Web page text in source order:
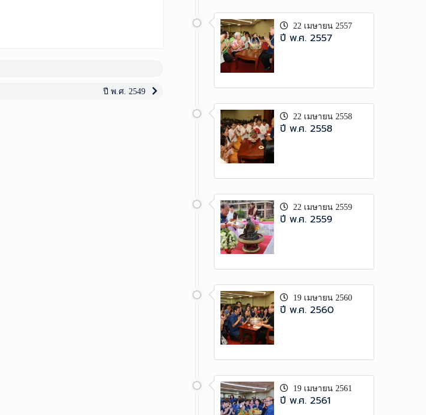
Next
ปี พ.ศ. 2549
22 เมษายน 2557
ปี พ.ศ. 2557
22 เมษายน 2558
ปี พ.ศ. 2558
22 เมษายน 2559
ปี พ.ศ. 2559
19 เมษายน 2560
ปี พ.ศ. 2560
19 เมษายน 2561
ปี พ.ศ. 2561